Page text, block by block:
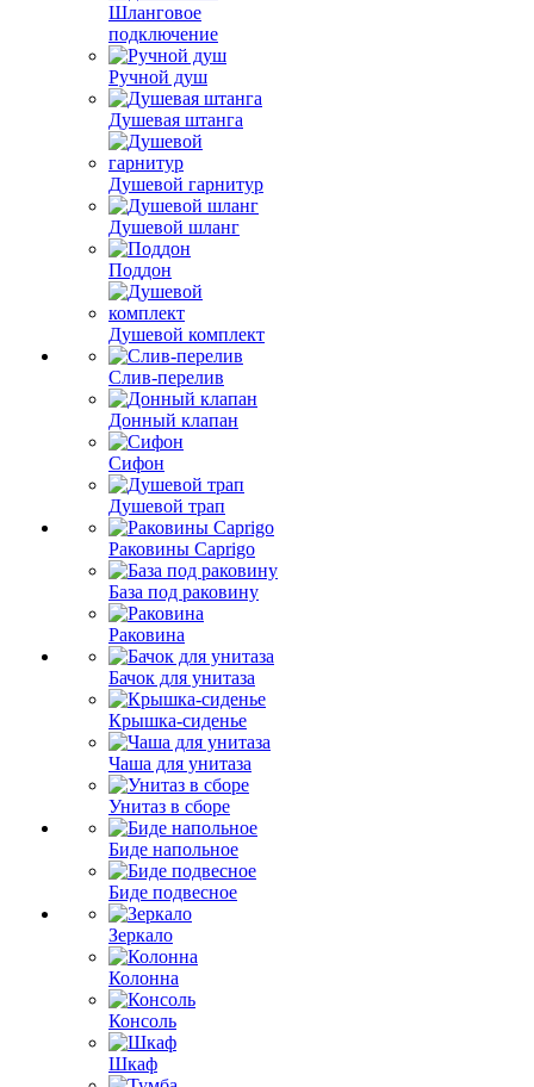
Шланговое
подключение
Ручной душ
Душевая штанга
Душевой гарнитур
Душевой шланг
Поддон
Душевой комплект
Слив-перелив
Донный клапан
Сифон
Душевой трап
Раковины Caprigo
База под раковину
Раковина
Бачок для унитаза
Крышка-сиденье
Чаша для унитаза
Унитаз в сборе
Биде напольное
Биде подвесное
Зеркало
Колонна
Консоль
Шкаф